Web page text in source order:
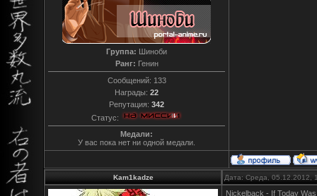
Группа: Шиноби
Ранг: Генин
Сообщений: 133
Награды: 22
Репутация: 342
Статус:
Медали:
У вас пока нет ни одной медали.
Kam1kadze Дата: Среда,
Nickelback - If Today